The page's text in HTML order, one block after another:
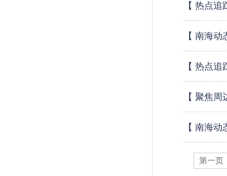
【 热点
【 南海
【 热点
【 聚焦
【 南海
第一页